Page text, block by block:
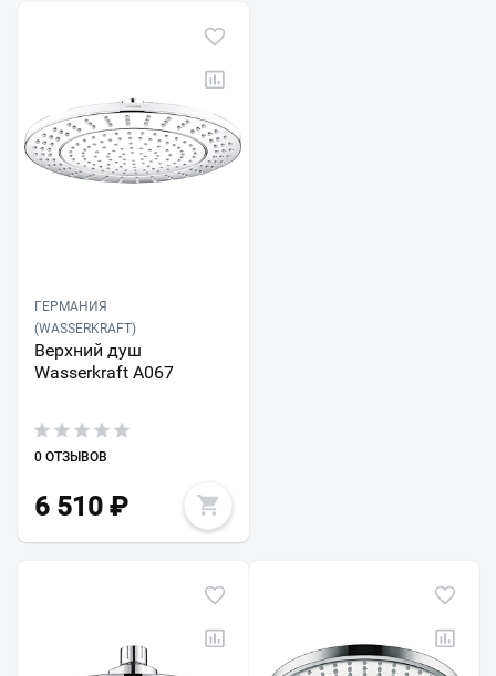
ГЕРМАНИЯ
(WASSERKRAFT)
Верхний душ
Wasserkraft A067
0 ОТЗЫВОВ
6 510 ₽